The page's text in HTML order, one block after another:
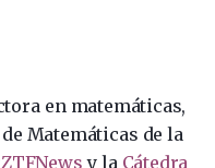
en matemáticas,
Matemáticas de la
y la Cátedra